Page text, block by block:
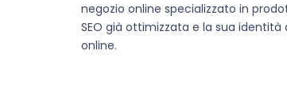
negozio online specializzato in
SEO già ottimizzata e la sua
online.